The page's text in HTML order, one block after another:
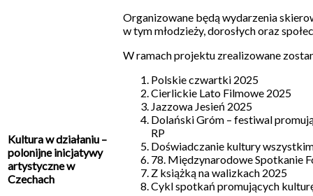
Kultura w działaniu –
polonijne inicjatywy
artystyczne w
Czechach
Organizowane będą wydarzenia
w tym młodzieży, dorosłych oraz
W ramach projektu zrealizowane
Polskie czwartki 2025
Cierlickie Lato Filmowe 2025
Jazzowa Jesień 2025
Dolański Gróm – festiwal
RP
Doświadczanie kultury
78. Międzynarodowe Spotkanie
Z książką na walizkach 2025
Cykl spotkań promujących